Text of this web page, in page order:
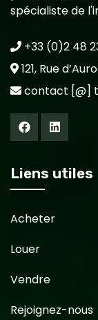
spécialiste de
+33 (0)2 48
121, Rue
contact [@]
Liens utiles
Acheter
Louer
Vendre
Rejoignez-nous